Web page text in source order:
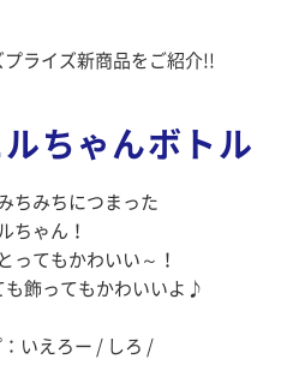
ライズ新商品をご紹介!!
ちゃんボトル
ちみちにつまった
ちゃん！
ってもかわいい～！
も飾ってもかわいいよ♪
いえろー / しろ /